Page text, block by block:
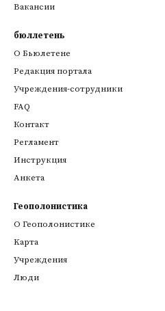
Вакансии
бюллетень
О Бьюлетене
Редакция портала
Учреждения-сотрудники
FAQ
Контакт
Регламент
Инструкция
Анкета
Геополонистика
О Геополонистике
Kарта
Учреждения
Люди